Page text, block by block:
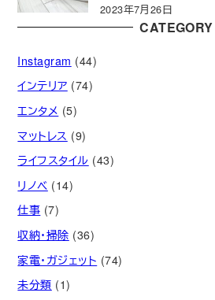
2023年7月26日
CATEGORY
Instagram (44)
インテリア (74)
エンタメ (5)
マットレス (9)
ライフスタイル (43)
リノベ (14)
仕事 (7)
収納・掃除 (36)
家電・ガジェット (74)
未分類 (1)